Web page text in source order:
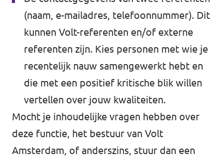
(naam, e-mailadres, telefoonnummer). Dit
kunnen Volt-referenten en/of externe
referenten zijn. Kies personen met wie je
recentelijk nauw samengewerkt hebt en
die met een positief kritische blik willen
vertellen over jouw kwaliteiten.
Mocht je inhoudelijke vragen hebben over
deze functie, het bestuur van Volt
Amsterdam, of anderszins, stuur dan een